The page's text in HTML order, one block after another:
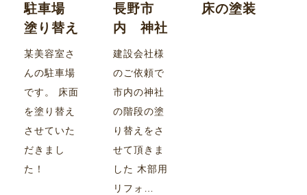
駐車場
塗り替え
某美容室さ
んの駐車場
です。 床面
を塗り替え
させていた
だきまし
た！
長野市
内 神社
建設会社様
のご依頼で
市内の神社
の階段の塗
り替えをさ
せて頂きま
した 木部用
リフォ…
床の塗装